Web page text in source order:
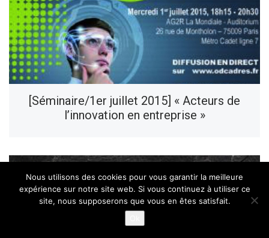
[Séminaire/1er juillet 2015] « Acteurs de
l’innovation en entreprise »
Nous utilisons des cookies pour vous garantir la meilleure
expérience sur notre site web. Si vous continuez à utiliser ce
site, nous supposerons que vous en êtes satisfait.